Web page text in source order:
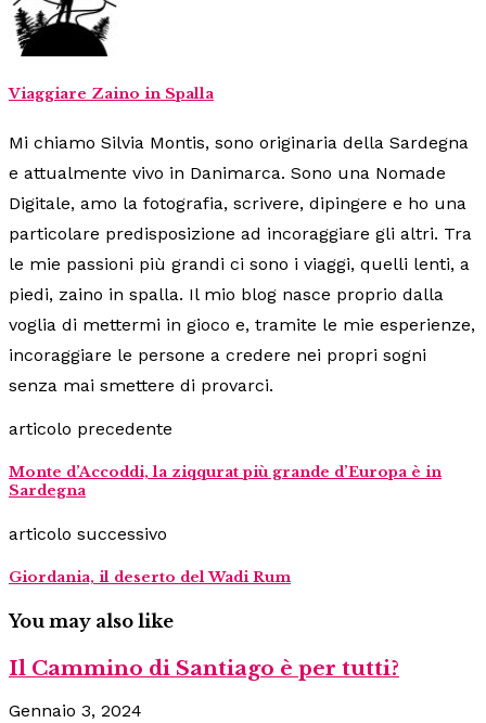
Viaggiare Zaino in Spalla
Mi chiamo Silvia Montis, sono originaria della Sardegna
e attualmente vivo in Danimarca. Sono una Nomade
Digitale, amo la fotografia, scrivere, dipingere e ho una
particolare predisposizione ad incoraggiare gli altri. Tra
le mie passioni più grandi ci sono i viaggi, quelli lenti, a
piedi, zaino in spalla. Il mio blog nasce proprio dalla
voglia di mettermi in gioco e, tramite le mie esperienze,
incoraggiare le persone a credere nei propri sogni
senza mai smettere di provarci.
articolo precedente
Monte d’Accoddi, la ziqqurat più grande d’Europa è in
Sardegna
articolo successivo
Giordania, il deserto del Wadi Rum
You may also like
Il Cammino di Santiago è per tutti?
Gennaio 3, 2024